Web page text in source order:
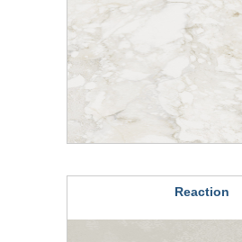
Reaction